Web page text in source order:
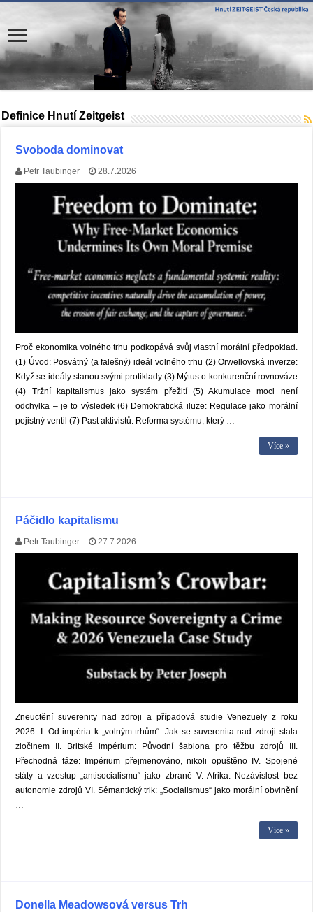
Definice Hnutí Zeitgeist
Svoboda dominovat
Petr Taubinger 28.7.2026
Proč ekonomika volného trhu podkopává svůj vlastní morální předpoklad.
(1) Úvod: Posvátný (a falešný) ideál volného trhu (2) Orwellovská inverze:
Když se ideály stanou svými protiklady (3) Mýtus o konkurenční rovnováze
(4) Tržní kapitalismus jako systém přežití (5) Akumulace moci není
odchylka – je to výsledek (6) Demokratická iluze: Regulace jako morální
pojistný ventil (7) Past aktivistů: Reforma systému, který …
Více »
Páčidlo kapitalismu
Petr Taubinger 27.7.2026
Zneuctění suverenity nad zdroji a případová studie Venezuely z roku
2026. I. Od impéria k „volným trhům“: Jak se suverenita nad zdroji stala
zločinem II. Britské impérium: Původní šablona pro těžbu zdrojů III.
Přechodná fáze: Impérium přejmenováno, nikoli opuštěno IV. Spojené
státy a vzestup „antisocialismu“ jako zbraně V. Afrika: Nezávislost bez
autonomie zdrojů VI. Sémantický trik: „Socialismus“ jako morální obvinění
…
Více »
Donella Meadowsová versus Trh